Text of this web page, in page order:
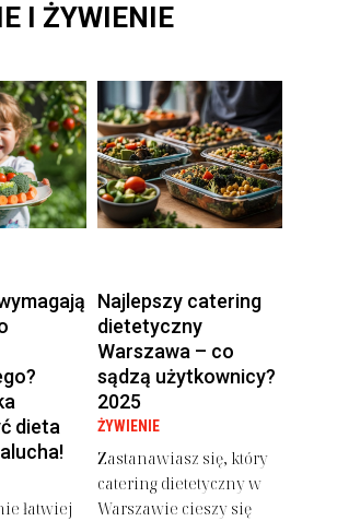
I ŻYWIENIE
dieta
łatwiej
Najlepszy catering
dietetyczny
Warszawa – co
sądzą użytkownicy?
2025
ŻYWIENIE
Zastanawiasz się, który
catering dietetyczny w
Warszawie cieszy się